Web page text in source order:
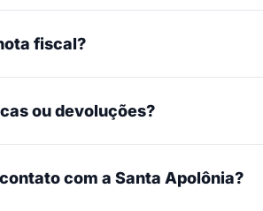
fiscal?
ou devoluções?
com a Santa Apolônia?